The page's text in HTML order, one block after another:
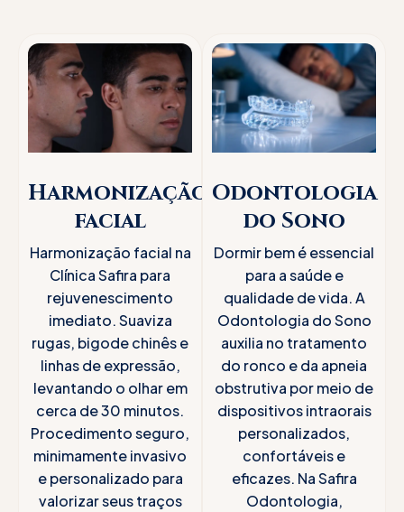
Harmonização
facial
Harmonização facial na
Clínica Safira para
rejuvenescimento
imediato. Suaviza
rugas, bigode chinês e
linhas de expressão,
levantando o olhar em
cerca de 30 minutos.
Procedimento seguro,
minimamente invasivo
e personalizado para
valorizar seus traços
Odontologia
do Sono
Dormir bem é essencial
para a saúde e
qualidade de vida. A
Odontologia do Sono
auxilia no tratamento
do ronco e da apneia
obstrutiva por meio de
dispositivos intraorais
personalizados,
confortáveis e
eficazes. Na Safira
Odontologia,